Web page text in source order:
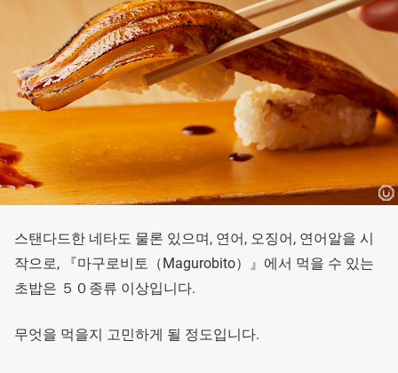
스탠다드한 네타도 물론 있으며, 연어, 오징어, 연어알을 시
작으로, 『마구로비토（Magurobito）』에서 먹을 수 있는
초밥은 ５０종류 이상입니다.
무엇을 먹을지 고민하게 될 정도입니다.